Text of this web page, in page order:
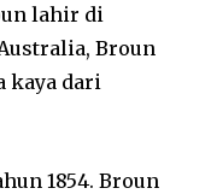
lahir di
Broun
kaya dari
1854. Broun